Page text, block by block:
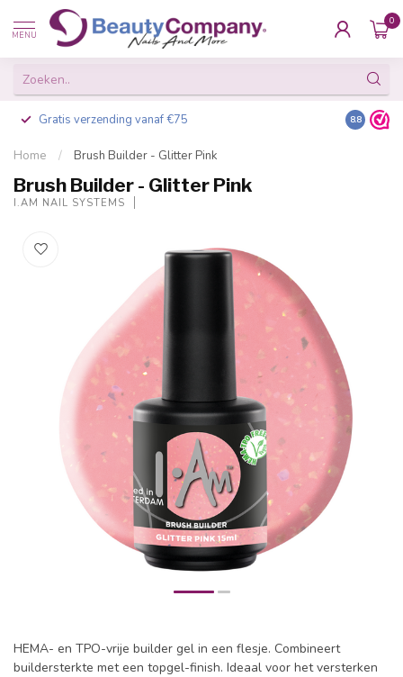
MENU
0
Gratis verzending vanaf €75 Besteld
8.8
Home / Brush Builder - Glitter Pink
Brush Builder - Glitter Pink
I.AM NAIL SYSTEMS
HEMA- en TPO-vrije builder gel in een flesje. Combineert
buildersterkte met een topgel-finish. Ideaal voor het versterken